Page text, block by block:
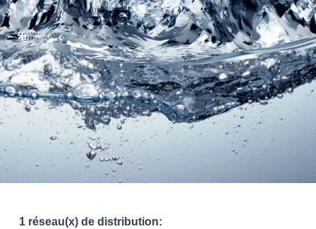
1 réseau(x) de distribution: